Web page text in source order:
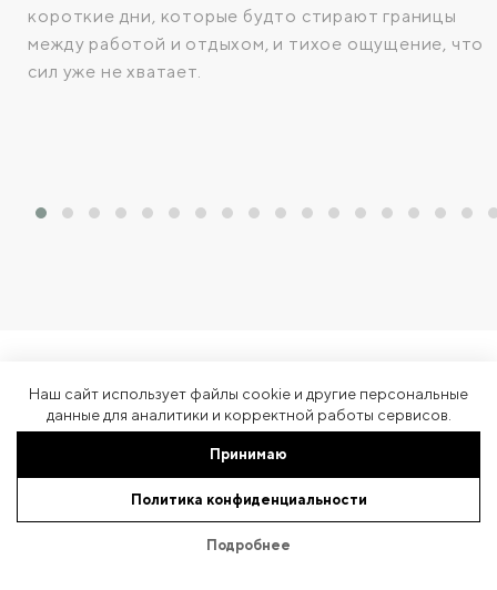
короткие дни, которые будто стирают границы
между работой и отдыхом, и тихое ощущение, что
сил уже не хватает.
Подписка на рассылку
стоит примерить первыми.
Наш сайт использует файлы cookie и другие персональные
данные для аналитики и корректной работы сервисов.
Принимаю
Политика конфиденциальности
Подробнее